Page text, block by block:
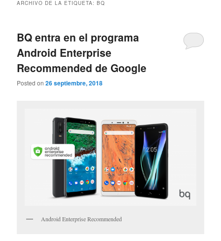
ARCHIVO DE LA ETIQUETA:BQ
BQ entra en el programa
Android Enterprise
Recommended de Google
Posted on26 septiembre, 2018
Android Enterprise Recommended